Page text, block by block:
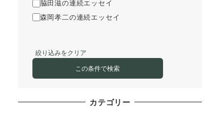
脇田滋の連続エッセイ
森岡孝二の連続エッセイ
絞り込みをクリア
この条件で検索
カテゴリー